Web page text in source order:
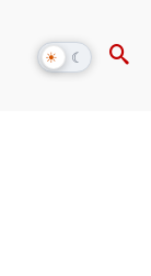
☀ ☾
Alternar
modo